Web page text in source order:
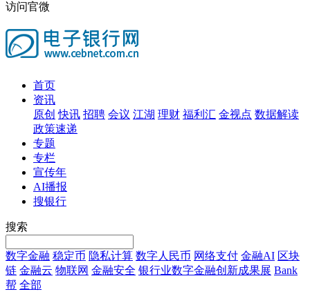
访问官微
首页
资讯
原创 快讯 招聘 会议 江湖 理财 福利汇 金视点 数据解读
政策速递
专题
专栏
宣传年
AI播报
搜银行
搜索
数字金融 稳定币 隐私计算 数字人民币 网络支付 金融AI 区块
链 金融云 物联网 金融安全 银行业数字金融创新成果展 Bank
帮 全部